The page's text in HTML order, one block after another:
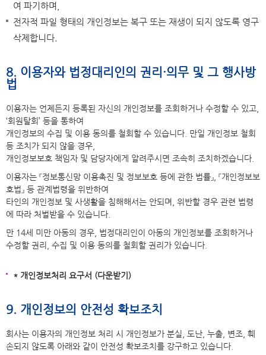
여 파기하며,
전자적 파일 형태의 개인정보는 복구 또는 재생이 되지 않도록 영구
삭제합니다.
8. 이용자와 법정대리인의 권리·의무 및 그 행사방
법
이용자는 언제든지 등록된 자신의 개인정보를 조회하거나 수정할 수 있고,
‘회원탈회’ 등을 통하여
개인정보의 수집 및 이용 동의를 철회할 수 있습니다. 만일 개인정보 철회
등 조치가 되지 않을 경우,
개인정보보호 책임자 및 담당자에게 알려주시면 조속히 조치하겠습니다.
이용자는 『정보통신망 이용촉진 및 정보보호 등에 관한 법률』, 『개인정보보
호법』 등 관계법령을 위반하여
타인의 개인정보 및 사생활을 침해해서는 안되며, 위반할 경우 관련 법령
에 따라 처벌받을 수 있습니다.
만 14세 미만 아동의 경우, 법정대리인이 아동의 개인정보를 조회하거나
수정할 권리, 수집 및 이용 동의를 철회할 권리가 있습니다.
* 개인정보처리 요구서 (다운받기)
9. 개인정보의 안전성 확보조치
회사는 이용자의 개인정보 처리 시 개인정보가 분실, 도난, 누출, 변조, 훼
손되지 않도록 아래와 같이 안전성 확보조치를 강구하고 있습니다.